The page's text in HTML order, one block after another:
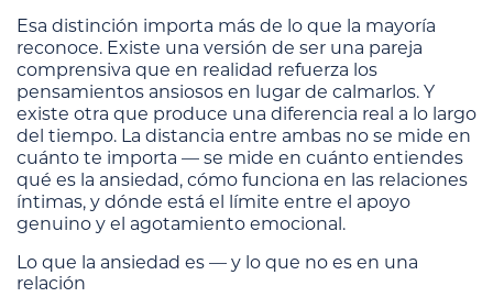
Esa distinción importa más de lo que la mayoría
reconoce. Existe una versión de ser una pareja
comprensiva que en realidad refuerza los
pensamientos ansiosos en lugar de calmarlos. Y
existe otra que produce una diferencia real a lo largo
del tiempo. La distancia entre ambas no se mide en
cuánto te importa — se mide en cuánto entiendes
qué es la ansiedad, cómo funciona en las relaciones
íntimas, y dónde está el límite entre el apoyo
genuino y el agotamiento emocional.
Lo que la ansiedad es — y lo que no es en una
relación